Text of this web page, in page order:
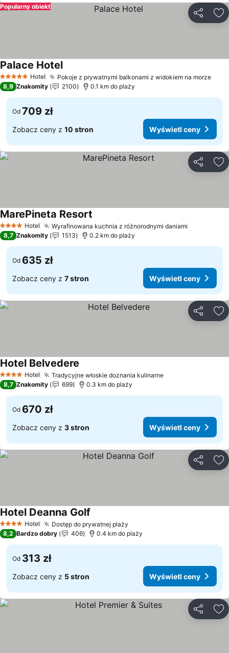
Popularny obiekt
5 KategoriaHotel Pokoje z prywatnymi balkonami z widokiem na morze
Palace HotelWyświetl ceny
8,9 Znakomity 2100 0.1 km do plaży
Od 709 zł
Zobacz ceny z 10 stron Wyświetl ceny
4 KategoriaHotel Wyrafinowana kuchnia z różnorodnymi daniami
MarePineta Resort
8,7 Znakomity 1513 0.2 km do plaży
Od 635 zł
Zobacz ceny z 7 stron Wyświetl ceny
4 KategoriaHotel Tradycyjne włoskie doznania kulinarneWyświetl ceny
Hotel Belvedere
8,7 Znakomity 699 0.3 km do plaży
Od 670 zł
Zobacz ceny z 3 stron Wyświetl ceny
4 KategoriaHotel Dostęp do prywatnej plaży
Hotel Deanna Golf
8,2 Bardzo dobry 406 0.4 km do plaży
Od 313 zł
Zobacz ceny z 5 stron Wyświetl ceny